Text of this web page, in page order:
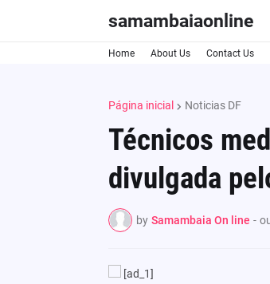
samambaiaonline
Home About Us Contact Us
Página inicial Noticias DF
Técnicos
divulgada
by Samambaia On line -
[ad_1]